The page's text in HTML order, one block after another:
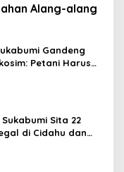
Alang-alang
Gandeng
Petani Harus
Sita 22
di Cidahu dan